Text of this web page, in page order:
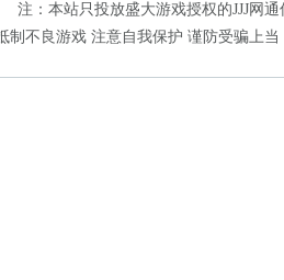
注：本站只投放盛大游戏授权的JJJ网
制不良游戏 注意自我保护 谨防受骗上